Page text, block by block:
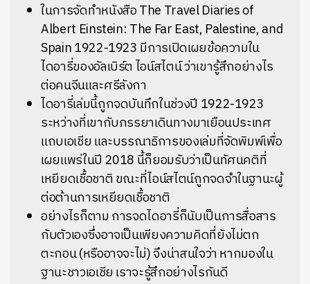
ในการจัดทำหนังสือ The Travel Diaries of
Albert Einstein: The Far East, Palestine, and
Spain 1922-1923 มีการเปิดเผยข้อความใน
ไดอารี่ของอัลเบิร์ต ไอน์สไตน์ ว่าเขารู้สึกอย่างไร
ต่อคนจีนและศรีลังกา
ไดอารี่เล่มนี้ถูกจดบันทึกในช่วงปี 1922-1923
ระหว่างที่เขากับภรรยาเดินทางมาเยือนประเทศ
แถบเอเชีย และบรรณาธิการของเล่มที่จัดพิมพ์เพื่อ
เผยแพร่ในปี 2018 นี้ก็ยอมรับว่าเป็นทัศนคติที่
เหยียดเชื้อชาติ ขณะที่ไอน์สไตน์ถูกจดจำในฐานะผู้
ต่อต้านการเหยียดเชื้อชาติ
อย่างไรก็ตาม การจดไดอารี่ก็นับเป็นการสื่อสาร
กับตัวเองซึ่งอาจเป็นเพียงความคิดที่ยังไม่ตก
ตะกอน (หรืออาจจะไม่) จึงน่าสนใจว่า หากมองใน
ฐานะชาวเอเชีย เราจะรู้สึกอย่างไรกันดี